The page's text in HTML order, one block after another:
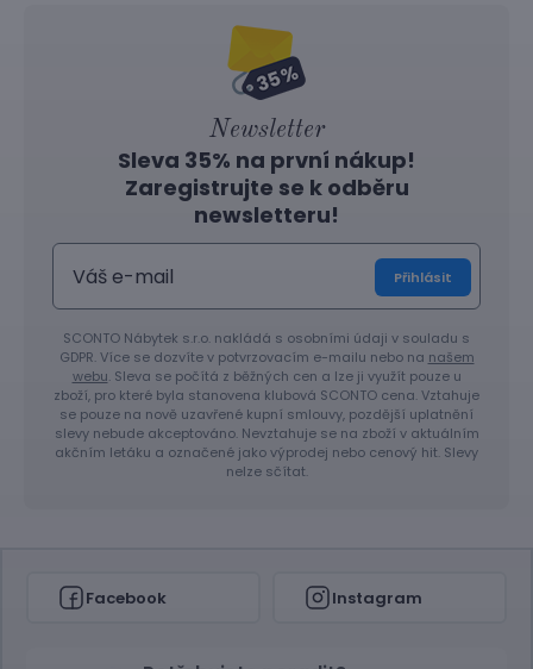
Newsletter
Sleva 35% na první nákup!
Zaregistrujte se k odběru
newsletteru!
Přihlásit
SCONTO Nábytek s.r.o. nakládá s osobními údaji v souladu s
GDPR. Více se dozvíte v potvrzovacím e-mailu nebo na našem
webu. Sleva se počítá z běžných cen a lze ji využít pouze u
zboží, pro které byla stanovena klubová SCONTO cena. Vztahuje
se pouze na nově uzavřené kupní smlouvy, pozdější uplatnění
slevy nebude akceptováno. Nevztahuje se na zboží v aktuálním
akčním letáku a označené jako výprodej nebo cenový hit. Slevy
nelze sčítat.
Facebook Instagram